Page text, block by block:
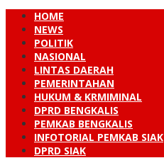
HOME
NEWS
POLITIK
NASIONAL
LINTAS DAERAH
PEMERINTAHAN
HUKUM & KRMIMINAL
DPRD BENGKALIS
PEMKAB BENGKALIS
INFOTORIAL PEMKAB SIAK
DPRD SIAK